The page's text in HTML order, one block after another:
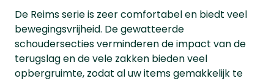
De Reims serie is zeer comfortabel en biedt veel
bewegingsvrijheid. De gewatteerde
schoudersecties verminderen de impact van de
terugslag en de vele zakken bieden veel
opbergruimte, zodat al uw items gemakkelijk te